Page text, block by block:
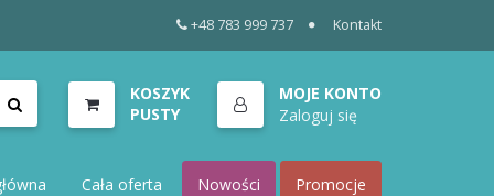
+48 783 999 737 Kontakt
KOSZYK
PUSTY
MOJE KONTO
Zaloguj się
Cała oferta Nowości Promocje